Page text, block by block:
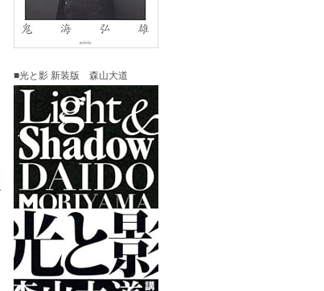
■光と影 新装版 森山大道